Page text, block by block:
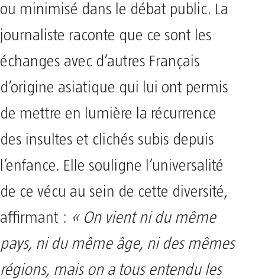
ou minimisé dans le débat public. La
journaliste raconte que ce sont les
échanges avec d’autres Français
d’origine asiatique qui lui ont permis
de mettre en lumière la récurrence
des insultes et clichés subis depuis
l’enfance. Elle souligne l’universalité
de ce vécu au sein de cette diversité,
affirmant : « On vient ni du même
pays, ni du même âge, ni des mêmes
régions, mais on a tous entendu les